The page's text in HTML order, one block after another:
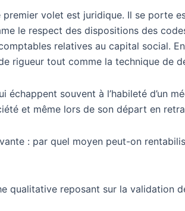
volet est juridique. Il se porte
le respect des dispositions des
relatives au capital social.
rigueur tout comme la technique de
souvent à l’habileté d’un
et même lors de son départ en
: par quel moyen peut-on
qualitative reposant sur la validation